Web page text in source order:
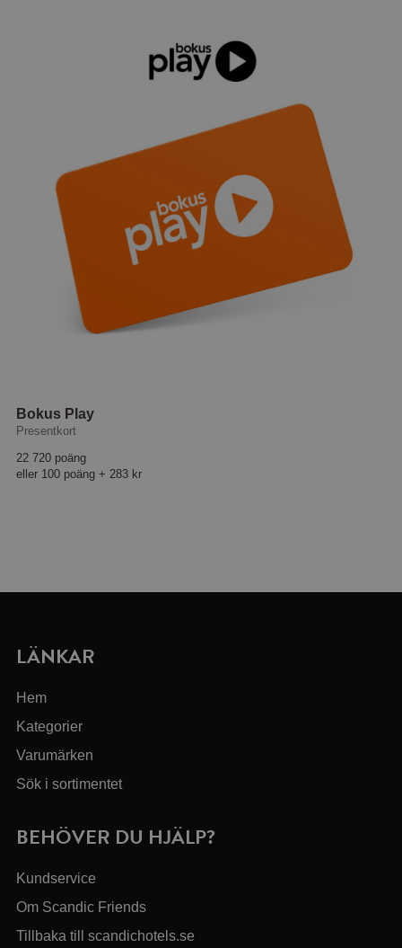
Bokus Play
Presentkort
22 720 poäng
eller 100 poäng + 283 kr
LÄNKAR
Hem
Kategorier
Varumärken
Sök i sortimentet
BEHÖVER DU HJÄLP?
Kundservice
Om Scandic Friends
Tillbaka till scandichotels.se